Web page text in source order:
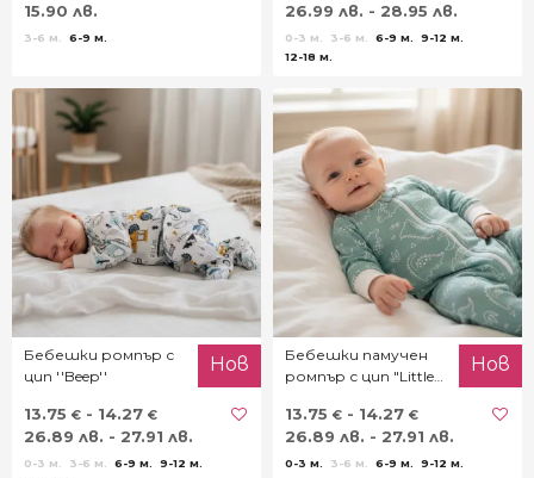
15.90 лв.
3-6 м. 6-9 м.
26.99 лв. - 28.95 лв.
0-3 м. 3-6 м. 6-9 м.
9-12 м.
12-18 м.
Бебешки ромпър с
цип ''Beep''
Нов
13.75 € - 14.27 €
26.89 лв. - 27.91 лв.
0-3 м. 3-6 м. 6-9 м.
9-12 м.
Бебешки памучен
ромпър с цип "Little
Нов
13.75 € - 14.27 €
26.89 лв. - 27.91 лв.
0-3 м. 3-6 м. 6-9 м. 9-12 м.